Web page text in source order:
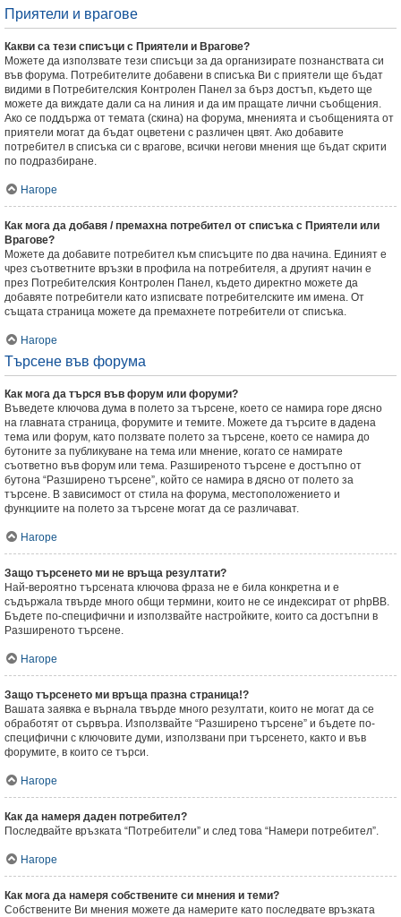
Приятели и врагове
Какви са тези списъци с Приятели и Врагове?
Можете да използвате тези списъци за да организирате познанствата си
във форума. Потребителите добавени в списъка Ви с приятели ще бъдат
видими в Потребителския Контролен Панел за бърз достъп, където ще
можете да виждате дали са на линия и да им пращате лични съобщения.
Ако се поддържа от темата (скина) на форума, мненията и съобщенията от
приятели могат да бъдат оцветени с различен цвят. Ако добавите
потребител в списъка си с врагове, всички негови мнения ще бъдат скрити
по подразбиране.
Нагоре
Как мога да добавя / премахна потребител от списъка с Приятели или
Врагове?
Можете да добавите потребител към списъците по два начина. Единият е
чрез съответните връзки в профила на потребителя, а другият начин е
през Потребителския Контролен Панел, където директно можете да
добавяте потребители като изписвате потребителските им имена. От
същата страница можете да премахнете потребители от списъка.
Нагоре
Търсене във форума
Как мога да търся във форум или форуми?
Въведете ключова дума в полето за търсене, което се намира горе дясно
на главната страница, форумите и темите. Можете да търсите в дадена
тема или форум, като ползвате полето за търсене, което се намира до
бутоните за публикуване на тема или мнение, когато се намирате
съответно във форум или тема. Разширеното търсене е достъпно от
бутона “Разширено търсене”, който се намира в дясно от полето за
търсене. В зависимост от стила на форума, местоположението и
функциите на полето за търсене могат да се различават.
Нагоре
Защо търсенето ми не връща резултати?
Най-вероятно търсената ключова фраза не е била конкретна и е
съдържала твърде много общи термини, които не се индексират от phpBB.
Бъдете по-специфични и използвайте настройките, които са достъпни в
Разширеното търсене.
Нагоре
Защо търсенето ми връща празна страница!?
Вашата заявка е върнала твърде много резултати, които не могат да се
обработят от сървъра. Използвайте “Разширено търсене” и бъдете по-
специфични с ключовите думи, използвани при търсенето, както и във
форумите, в които се търси.
Нагоре
Как да намеря даден потребител?
Последвайте връзката “Потребители” и след това “Намери потребител”.
Нагоре
Как мога да намеря собствените си мнения и теми?
Собствените Ви мнения можете да намерите като последвате връзката